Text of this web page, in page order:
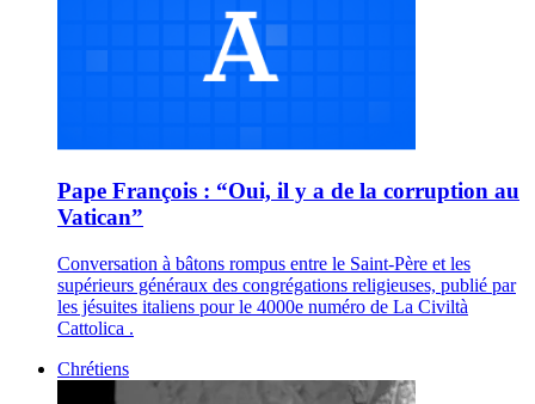
Pape François : “Oui, il y a de la corruption au
Vatican”
Conversation à bâtons rompus entre le Saint-Père et les
supérieurs généraux des congrégations religieuses, publié par
les jésuites italiens pour le 4000e numéro de La Civiltà
Cattolica .
Chrétiens